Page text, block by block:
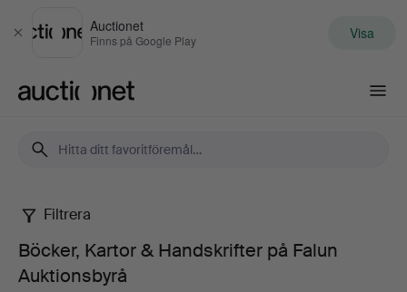
Stäng
Auctionet
Finns på Google Play Visa
Böcker,
Kartor
Filtrera
Böcker, Kartor & Handskrifter på Falun
Auktionsbyrå